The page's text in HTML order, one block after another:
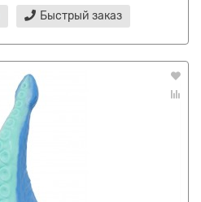
Быстрый заказ